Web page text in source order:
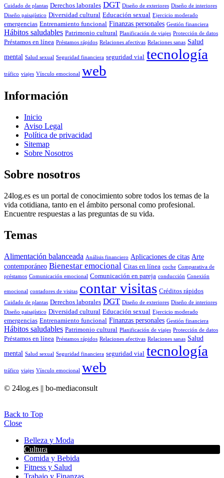
Cuidado de plantas Derechos laborales DGT Diseño de exteriores Diseño de interiores
Diseño paisajístico Diversidad cultural Educación sexual Ejercicio moderado
emergencias Entrenamiento funcional Finanzas personales Gestión financiera
Hábitos saludables Patrimonio cultural Planificación de viajes Protección de datos
Préstamos en línea Préstamos rápidos Relaciones afectivas Relaciones sanas Salud
mental Salud sexual Seguridad financiera seguridad vial tecnología
tráfico viajes Vínculo emocional web
Información
Inicio
Aviso Legal
Política de privacidad
Sitemap
Sobre Nosotros
Sobre nosotros
24log.es es un portal de conocimiento sobre todos los temas de la
vida cotidiana, tanto en el ámbito personal como profesional.
Encuentre respuestas a las preguntas de su vida.
Temas
Alimentación balanceada Análisis financiero Aplicaciones de citas Arte
contemporáneo Bienestar emocional Citas en línea coche Comparativa de
préstamos Comunicación emocional Comunicación en pareja conducción Conexión
emocional contadores de visitas contar visitas Créditos rápidos
Cuidado de plantas Derechos laborales DGT Diseño de exteriores Diseño de interiores
Diseño paisajístico Diversidad cultural Educación sexual Ejercicio moderado
emergencias Entrenamiento funcional Finanzas personales Gestión financiera
Hábitos saludables Patrimonio cultural Planificación de viajes Protección de datos
Préstamos en línea Préstamos rápidos Relaciones afectivas Relaciones sanas Salud
mental Salud sexual Seguridad financiera seguridad vial tecnología
tráfico viajes Vínculo emocional web
© 24log.es || bo-mediaconsult
Back to Top
Close
Belleza y Moda
Cultura
Comida y Bebida
Fitness y Salud
Trabajo y Finanzas